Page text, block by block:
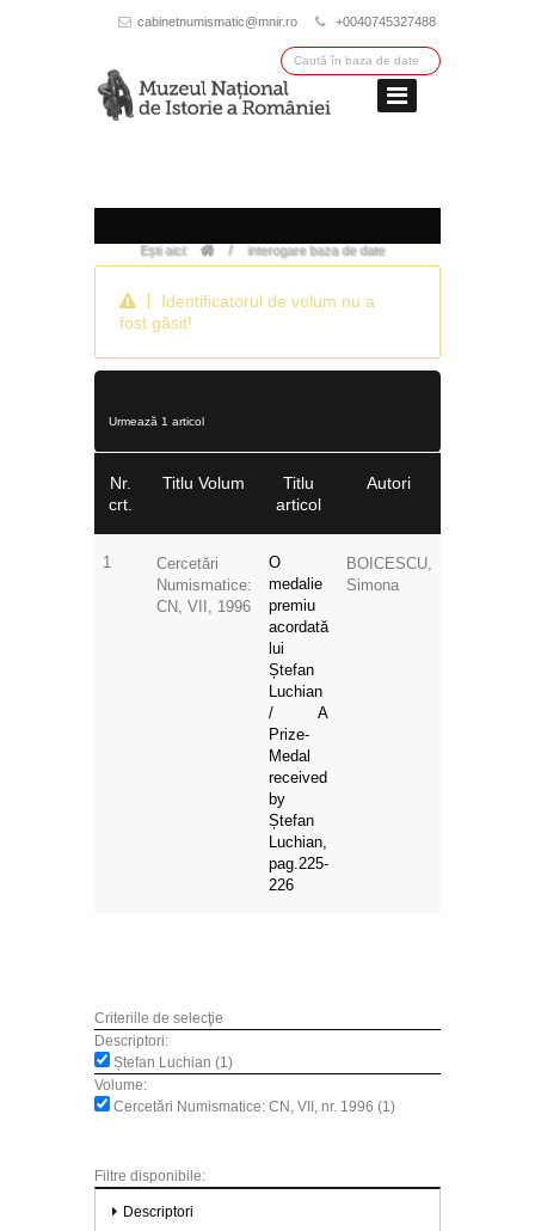
cabinetnumismatic@mnir.ro +0040745327488
Ești aici: / interogare baza de date
Identificatorul de volum nu a
fost găsit!
Urmează 1 articol
Nr.
crt.
Titlu Volum
Titlu
articol
Autori
1
Cercetări
Numismatice:
CN, VII, 1996
O
medalie
premiu
acordată
lui
Ștefan
Luchian
/ A
Prize-
Medal
received
by
Ștefan
Luchian,
pag.225-
226
BOICESCU,
Simona
Criteriile de selecţie
Descriptori:
Ștefan Luchian (1)
Volume:
Cercetări Numismatice: CN, VII, nr. 1996 (1)
Filtre disponibile:
Descriptori